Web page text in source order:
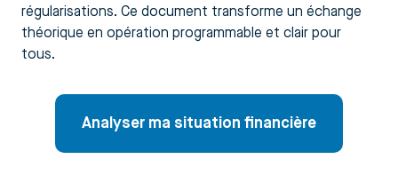
régularisations. Ce document transforme un échange
théorique en opération programmable et clair pour
tous.
Analyser ma situation financière